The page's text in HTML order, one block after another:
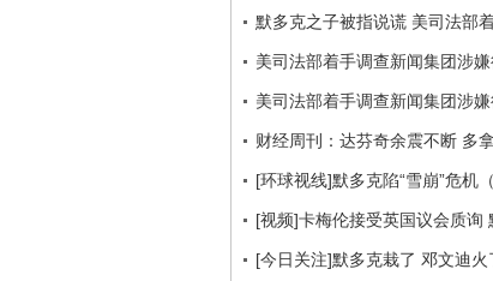
默多克之子被指说谎 美司法部
美司法部着手调查新闻集团涉
美司法部着手调查新闻集团涉
财经周刊：达芬奇余震不断 多
[环球视线]默多克陷“雪崩”危机
[视频]卡梅伦接受英国议会质询
[今日关注]默多克栽了 邓文迪